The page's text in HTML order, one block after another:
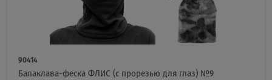
90414
Балаклава-феска ФЛИС (с прорезью для глаз) №9